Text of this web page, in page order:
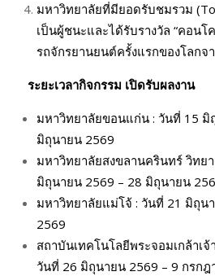
มหาวิทยาลัยที่มียอดรับชมรวม
เป็นผู้ชนะและได้รับรางวัล “คอน
รถจักรยานยนต์ครั้งแรกของโลกจา
ระยะเวลากิจกรรม เปิดรับผลงาน
มหาวิทยาลัยขอนแก่น : วันที่ 15 มิ
มิถุนายน 2569
มหาวิทยาลัยสงขลานครินทร์ วิทย
มิถุนายน 2569 – 28 มิถุนายน
มหาวิทยาลัยแม่โจ้ : วันที่ 21 มิถุน
2569
สถาบันเทคโนโลยีพระจอมเกล้าเ
วันที่ 26 มิถุนายน 2569 – 9 กรกฎ